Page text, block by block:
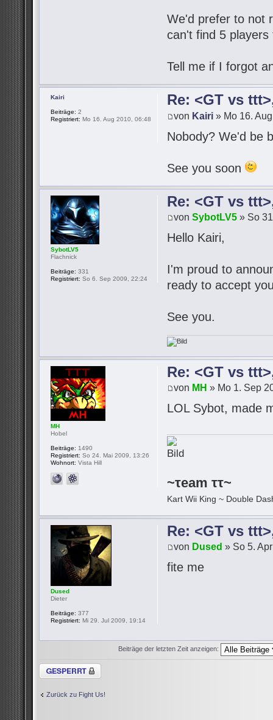
We'd prefer to not
can't find 5
Tell me if I forgot
Re: <GT vs
von Kairi » Mo 16.
Nobody? We'd be
See you soon
Kairi
Beiträge: 2
Registriert: Mo 16. Aug 2010, 06:48
Re: <GT vs
vonSybotLV5 » So
Hello Kairi,
I'm proud to
ready to accept
See you.
SybotLV5
Flachnick
Beiträge: 331
Registriert: So 6. Sep 2009, 22:24
Re: <GT vs
von MH » Mo 1. Sep
LOL Sybot, made
~τeam ττ~
Kart Wii King ~ Double
MH
Hobel
Beiträge: 1490
Registriert: So 24. Mai 2009, 13:26
Wohnort: Vista Hill
Re: <GT vs
von Dused » So 5.
fite me
Dused
Dieter
Beiträge: 377
Registriert: Mi 29. Jul 2009, 19:14
Beiträge der letzten Zeit anzeigen:
Thema gesperrt
Zurück zu Fight Us!